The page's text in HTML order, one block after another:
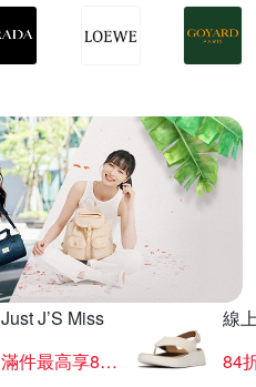
Just J’S Miss
滿件最高享85折
線
84